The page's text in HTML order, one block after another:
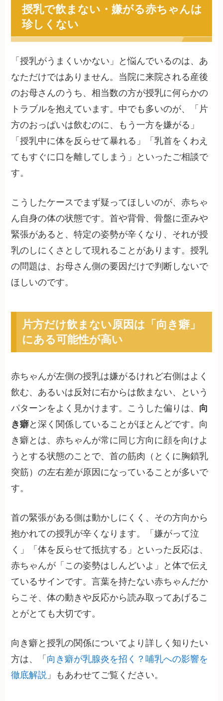
授乳で飲まない・嫌がる赤ちゃんは
珍しくない
「授乳がうまくいかない」と悩んでいるのは、あ
なただけではありません。当院に来院される産後
のお母さんのうち、相当数の方が授乳に何らかの
トラブルを抱えています。中でも多いのが、「片
方のおっぱいは飲むのに、もう一方を嫌がる」
「授乳中に体を反らせて暴れる」「乳首をくわえ
てもすぐに口を離してしまう」といったご相談で
す。
こうしたケースでまず疑ってほしいのが、赤ちゃ
ん自身の体の状態です。首や背骨、骨盤に歪みや
緊張があると、特定の姿勢が辛くなり、それが授
乳のしにくさとして現れることがあります。授乳
の問題は、お母さん側の要因だけで判断しないで
ほしいのです。
片方だけ飲まない原因は「向き癖」
にある可能性が高い
赤ちゃんが左側の授乳は嫌がるけれど右側はよく
飲む、あるいは反対に右からは飲まない、という
パターンをよく見かけます。こうした偏りは、 向
き癖と深く関係していることがほとんどです。向
き癖とは、赤ちゃんが常に同じ方向に顔を向けよ
うとする状態のことで、首の筋肉（とくに胸鎖乳
突筋）の左右差が原因になっていることが多いで
す。
首の緊張がある側は動かしにくく、その方向から
抱かれての授乳が辛くなります。「嫌がって泣
く」「体を反らせて抵抗する」といった反応は、
赤ちゃんが「この姿勢はしんどいよ」と体で伝え
ているサインです。言葉を持たない赤ちゃんだか
らこそ、体の動きや反応から読み取ってあげるこ
とがとても大切です。
向き癖と授乳の関係についてより詳しく知りたい
方は、「 向き癖が乳腺炎を招く？哺乳への影響を
徹底解説 」もあわせてご覧ください。